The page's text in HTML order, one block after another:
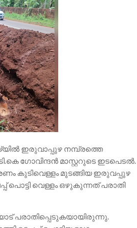
ഇരുവാപ്പുഴ നമ്പ്രത്തെ
ഗോവിന്ദൻ മാസ്റ്ററുടെ ഇടപെടൽ.
കുടിവെള്ളം മുടങ്ങിയ ഇരുവപ്പുഴ
വെള്ളം ഒഴുകുന്നത് പരാതി
പരാതിപ്പെടുകയായിരുന്നു.